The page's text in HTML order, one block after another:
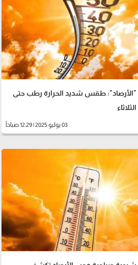
"الأرصاد": طقس شديد الحرارة رطب حتى
الثلاثاء
03 يوليو 2025 | 12:29 صباحاً